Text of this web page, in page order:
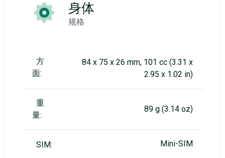
身体
规格
方
面:
84 x 75 x 26 mm, 101 cc (3.31 x
2.95 x 1.02 in)
重
量:
89 g (3.14 oz)
SIM: Mini-SIM